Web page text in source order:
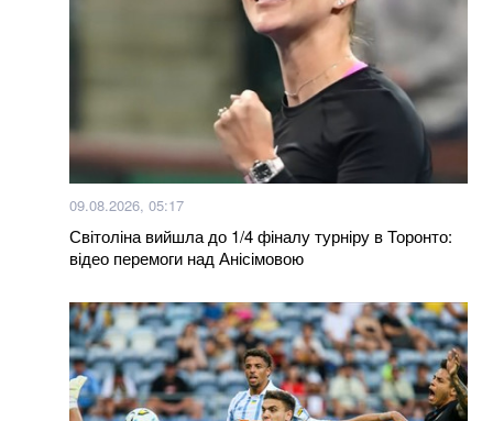
09.08.2026, 05:17
Світоліна вийшла до 1/4 фіналу турніру в Торонто:
відео перемоги над Анісімовою